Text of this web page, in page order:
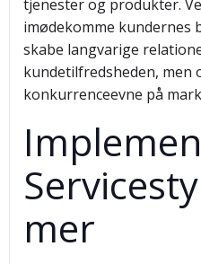
tjenester og produkter.
imødekomme kundernes
skabe langvarige
kundetilfredsheden, men
konkurrenceevne på
mer